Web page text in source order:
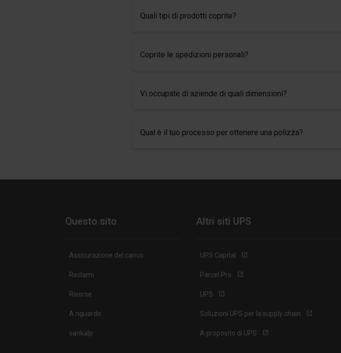
Quali tipi di prodotti coprite?
Coprite le spedizioni personali?
Vi occupate di aziende di quali dimensioni?
Qual è il tuo processo per ottenere una polizza?
Questo sito
Assicurazione del carico
Reclami
Risorse
A riguardo
sankalp
Altri siti UPS
UPS Capital
Parcel Pro
UPS
Soluzioni UPS per la supply chain
A proposito di UPS